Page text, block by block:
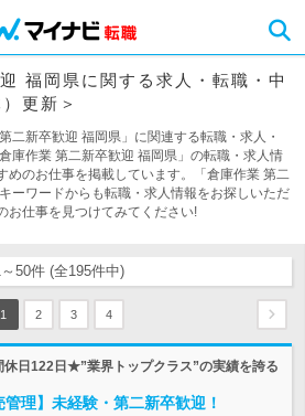
福岡県に関する求人・転職・中
更新＞
二新卒歓迎 福岡県」に関連する転職・求人・
庫作業 第二新卒歓迎 福岡県」の転職・求人情
めのお仕事を掲載しています。「倉庫作業 第二
ーワードからも転職・求人情報をお探しいただ
お仕事を見つけてみてください!
50件 (全195件中)
1 2 3 4
日122日★”業界トップクラス”の実績を誇る
理】未経験・第二新卒歓迎！